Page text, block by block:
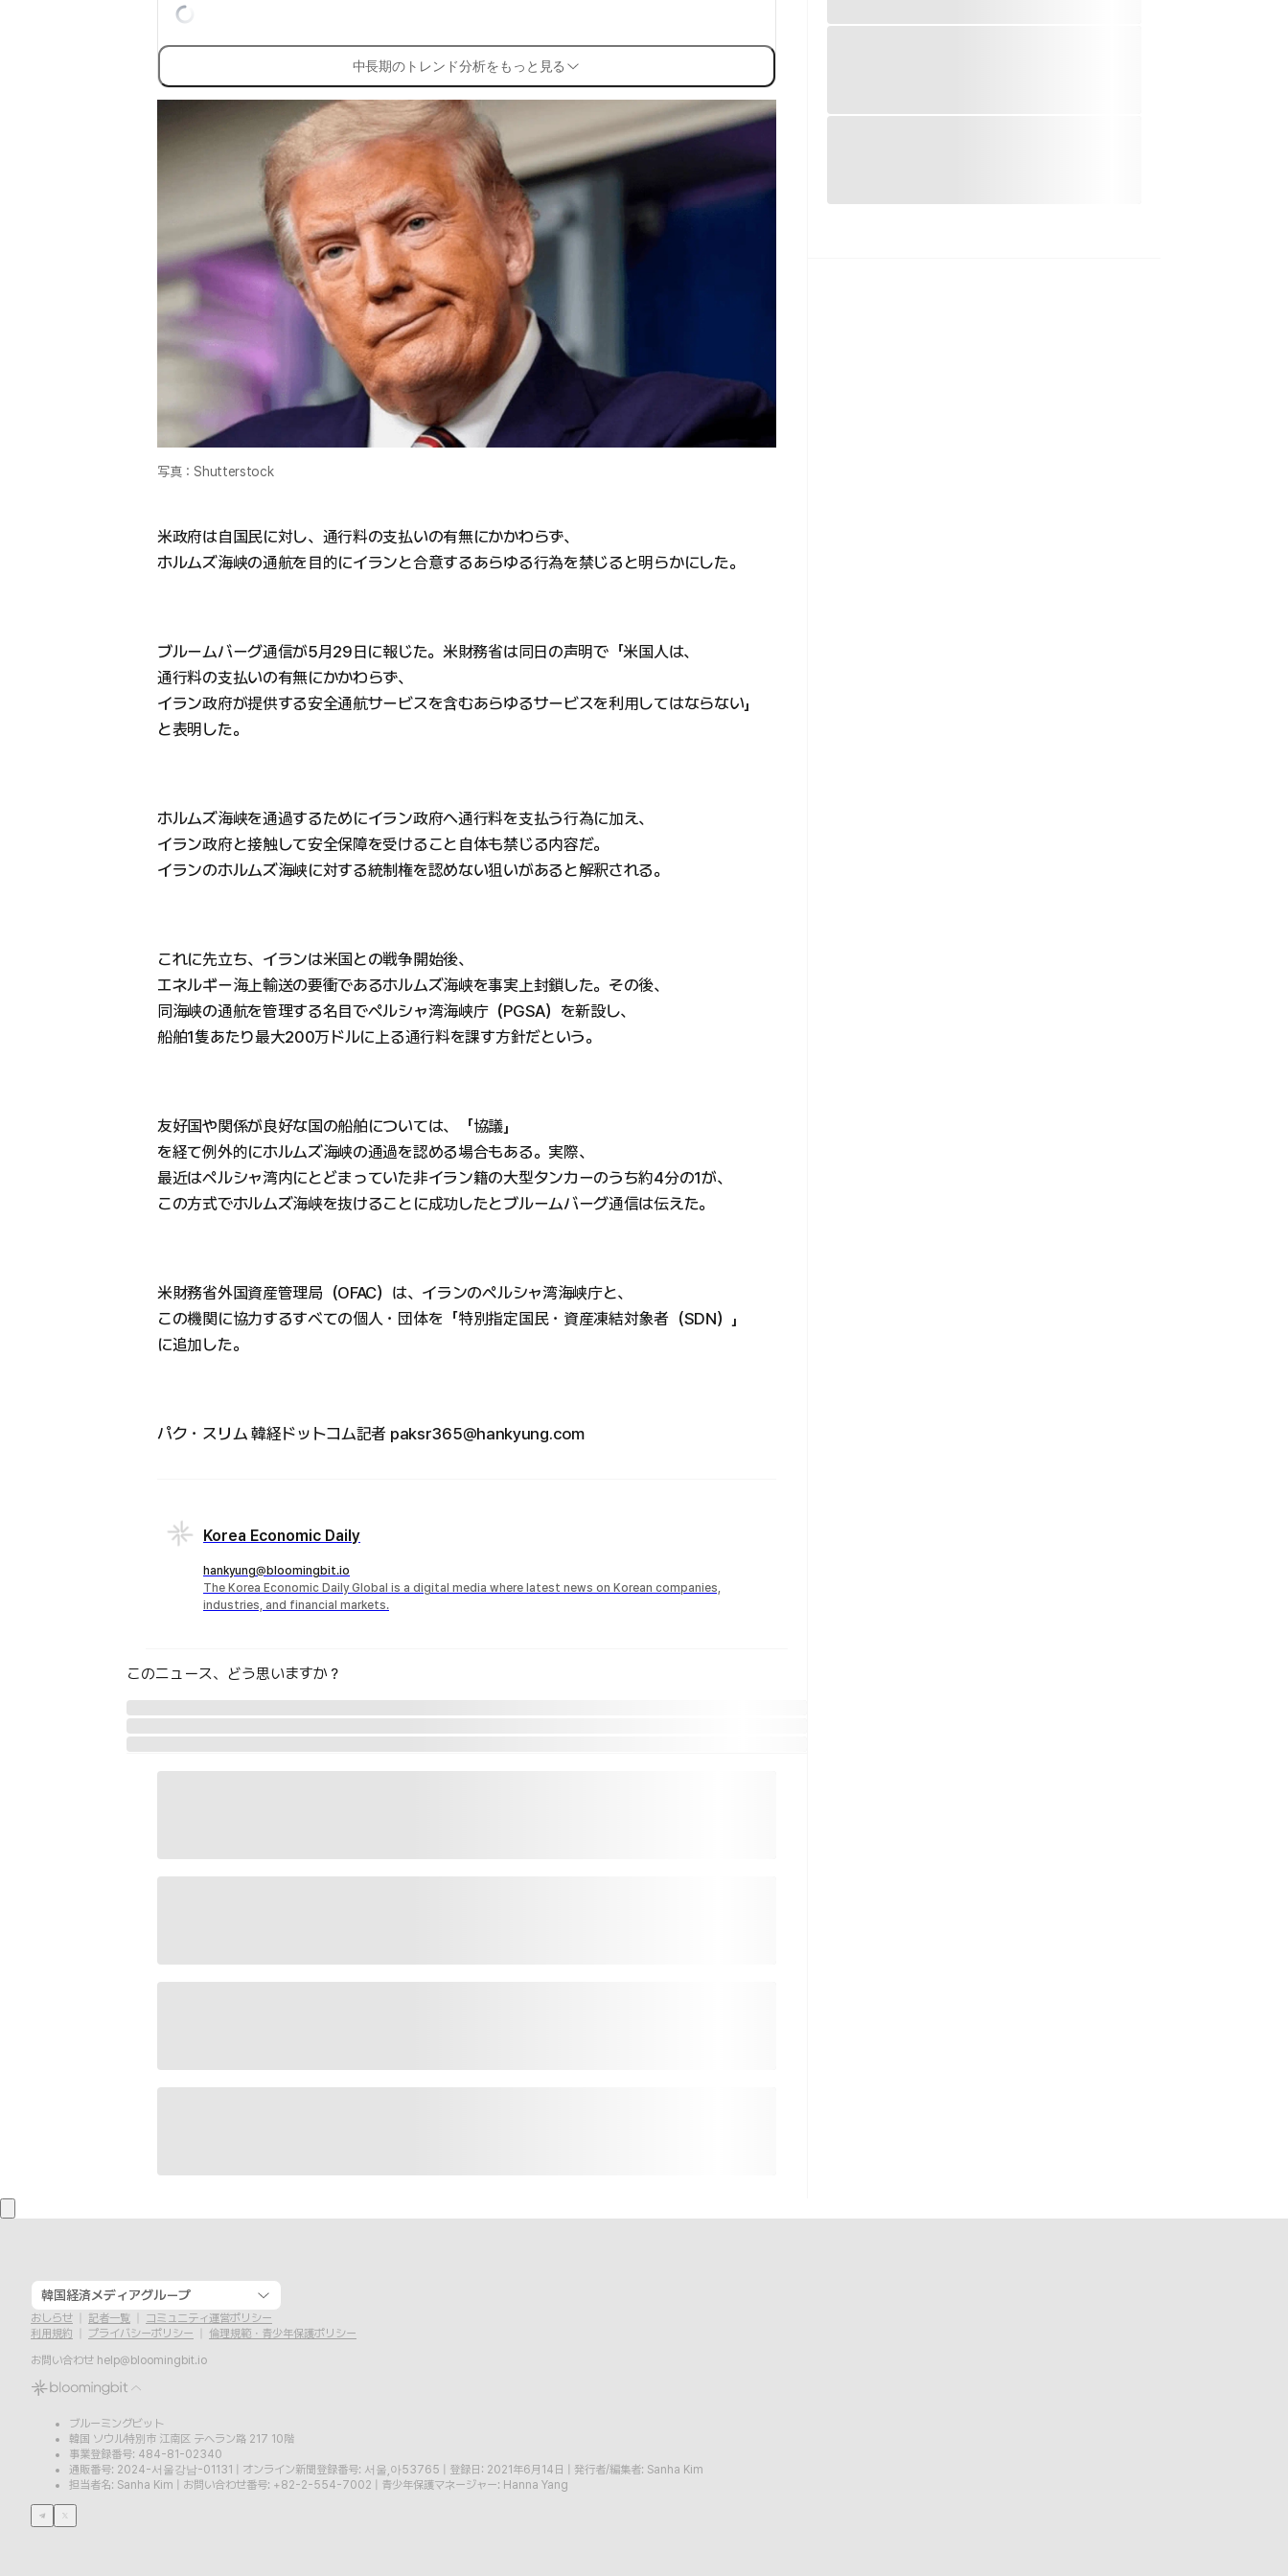
中長期のトレンド分析をもっと見る
写真：Shutterstock
米政府は自国民に対し、通行料の支払いの有無にかかわらず、
ホルムズ海峡の通航を目的にイランと合意するあらゆる行為を禁じると明らかにした。
ブルームバーグ通信が5月29日に報じた。米財務省は同日の声明で「米国人は、
通行料の支払いの有無にかかわらず、
イラン政府が提供する安全通航サービスを含むあらゆるサービスを利用してはならない」
と表明した。
ホルムズ海峡を通過するためにイラン政府へ通行料を支払う行為に加え、
イラン政府と接触して安全保障を受けること自体も禁じる内容だ。
イランのホルムズ海峡に対する統制権を認めない狙いがあると解釈される。
これに先立ち、イランは米国との戦争開始後、
エネルギー海上輸送の要衝であるホルムズ海峡を事実上封鎖した。その後、
同海峡の通航を管理する名目でペルシャ湾海峡庁（PGSA）を新設し、
船舶1隻あたり最大200万ドルに上る通行料を課す方針だという。
友好国や関係が良好な国の船舶については、「協議」
を経て例外的にホルムズ海峡の通過を認める場合もある。実際、
最近はペルシャ湾内にとどまっていた非イラン籍の大型タンカーのうち約4分の1が、
この方式でホルムズ海峡を抜けることに成功したとブルームバーグ通信は伝えた。
米財務省外国資産管理局（OFAC）は、イランのペルシャ湾海峡庁と、
この機関に協力するすべての個人・団体を「特別指定国民・資産凍結対象者（SDN）」
に追加した。
パク・スリム 韓経ドットコム記者 paksr365@hankyung.com
Korea Economic Daily
hankyung@bloomingbit.io
The Korea Economic Daily Global is a digital media where latest news on Korean companies,
industries, and financial markets.
このニュース、どう思いますか？
韓国経済メディアグループ
おしらせ 記者一覧
コミュニティ運営ポリシー
利用規約
プライバシーポリシー
倫理規範・青少年保護ポリシー
お問い合わせ help@bloomingbit.io
ブルーミングビット
韓国 ソウル特別市 江南区 テヘラン路 217 10階
事業登録番号: 484-81-02340
通販番号: 2024-서울강남-01131
オンライン新聞登録番号: 서울,아53765 登録日: 2021年6月14日
発行者/編集者: Sanha Kim
担当者名: Sanha Kim
お問い合わせ番号: +82-2-554-7002 青少年保護マネージャー: Hanna Yang